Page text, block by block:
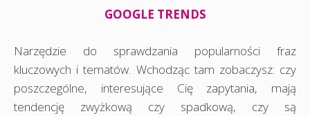
GOOGLE TRENDS
Narzędzie do sprawdzania popularności fraz
kluczowych i tematów. Wchodząc tam zobaczysz: czy
poszczególne, interesujące Cię zapytania, mają
tendencję zwyżkową czy spadkową, czy są